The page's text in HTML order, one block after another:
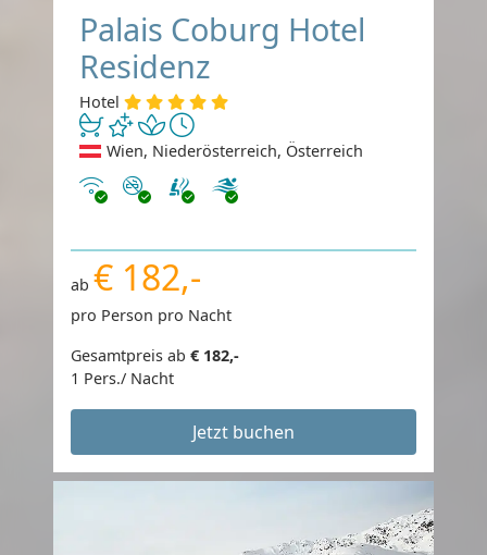
Palais Coburg Hotel
Residenz
Hotel
Wien, Niederösterreich, Österreich
InternetNichtraucher
ab € 182,-
pro Person pro Nacht
Gesamtpreis ab € 182,-
1 Pers./ Nacht
Jetzt buchen